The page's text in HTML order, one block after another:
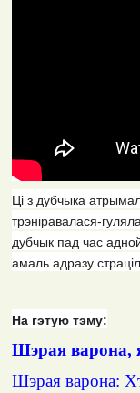
Ці з дубчыка
трэніравалася-
дубчык пад час
амаль адразу
На гэтую тэму:
Шэрая варона,
Шэрая варона: